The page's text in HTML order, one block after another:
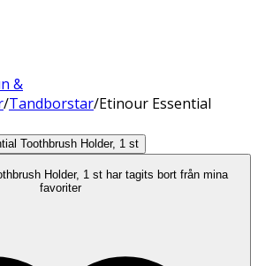
&
/Tandborstar/Etinour Essential
Holder, 1 st har tagits bort från mina
favoriter